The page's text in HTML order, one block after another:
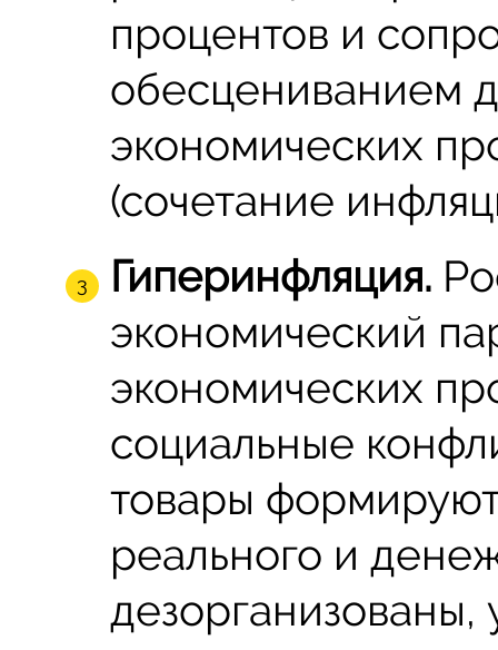
процентов и
обесцениванием
экономических
(сочетание
Гиперинфляция.
экономический
экономических
социальные
товары
реального и
дезорганизованы,